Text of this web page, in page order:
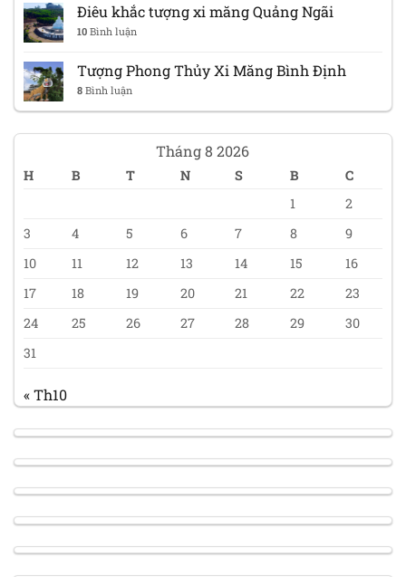
Điêu khắc tượng xi măng Quảng Ngãi
10Bình luận
Tượng Phong Thủy Xi Măng Bình Định
8Bình luận
Tháng 8 2026
H B T N S B
C
1
2
3
4 5 6 7 8
9
10
11 12 13 14 15
16
17
18 19 20 21 22
23
24
25 26 27 28 29
30
31
« Th10